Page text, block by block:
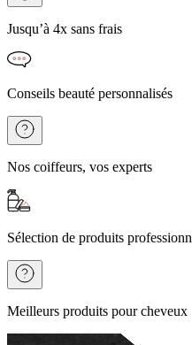
Jusqu’à 4x sans frais
Conseils beauté personnalisés
Nos coiffeurs, vos experts
Sélection de produits
Meilleurs produits pour cheveux